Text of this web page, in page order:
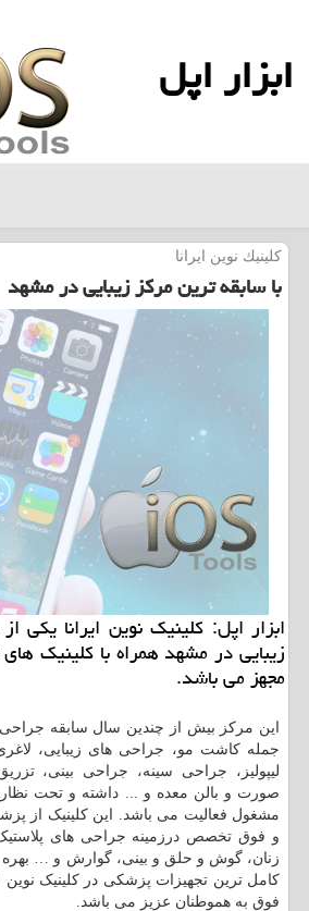
ابزار اپل
كلینیك نوین ایرانا
با سابقه ترین مركز زیبایی در مشهد
ابزار اپل: كلینیك نوین ایرانا یكی
زیبایی در مشهد همراه با كلینیك
مجهز می باشد.
این مرکز بیش از چندین سال سابقه جراحی
جمله کاشت مو، جراحی های زیبایی، لاغری
لیپولیز، جراحی سینه، جراحی بینی،
صورت و بالن معده و ... داشته و تحت
مشغول فعالیت می باشد. این کلینیک از
و فوق تخصص درزمينه جراحی های
زنان، گوش و حلق و بینی، گوارش و …
کامل ترین تجهیزات پزشکی در کلینیک نوین
فوق به هموطنان عزیز می باشد.